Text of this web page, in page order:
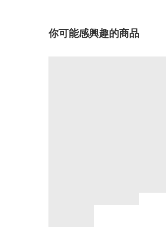
你可能感興趣的商品